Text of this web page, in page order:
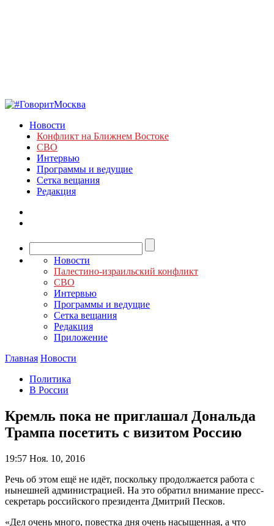
Новости
Конфликт на Ближнем Востоке
СВО
Интервью
Программы и ведущие
Сетка вещания
Редакция
Новости
Палестино-израильский конфликт
СВО
Интервью
Программы и ведущие
Сетка вещания
Редакция
Приложение
Главная Новости
Политика
В России
Кремль пока не приглашал Дональда
Трампа посетить с визитом Россию
19:57 Ноя. 10, 2016
Речь об этом ещё не идёт, поскольку продолжается работа с
нынешней администрацией. На это обратил внимание пресс-
секретарь российского президента Дмитрий Песков.
«Дел очень много, повестка дня очень насыщенная, а что